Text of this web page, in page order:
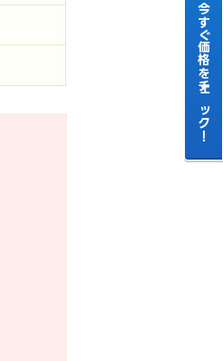
今すぐ価格をチェック！